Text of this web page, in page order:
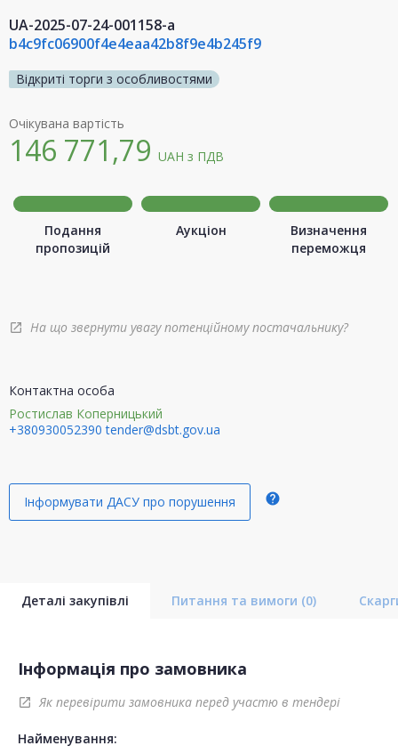
UA-2025-07-24-001158-a
b4c9fc06900f4e4eaa42b8f9e4b245f9
Відкриті торги з особливостями
Очікувана вартість
146 771,79 UAH з ПДВ
Подання
пропозицій
Аукціон
Визначення
переможця
open_in_new На що звернути увагу потенційному постачальнику?
Контактна особа
Ростислав Коперницький
+380930052390 tender@dsbt.gov.ua
Інформувати ДАСУ про порушення help
Деталі закупівлі Питання та вимоги (0)
Інформація про замовника
open_in_new Як перевірити замовника перед участю в тендері
Найменування: